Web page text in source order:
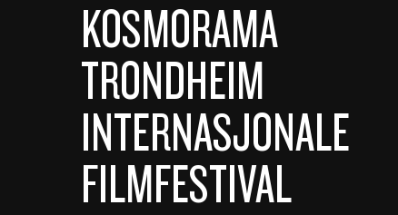
KOSMORAMA
TRONDHEIM
INTERNASJONALE
FILMFESTIVAL